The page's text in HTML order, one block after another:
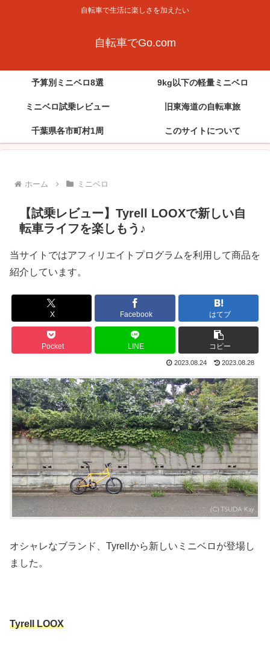
自転車で生活に楽しさを加えたい
自転車でGo.com
予算別ミニベロ8選 9kg以下の軽量ミニベロ
ミニベロ試乗レビュー 旧東海道の自転車旅
千葉県各市町村1周 このサイトについて
ホーム ミニベロ
【試乗レビュー】Tyrell LOOXで新しい自
転車ライフを楽しもう♪
当サイトではアフィリエイトプログラムを利用して商品を
紹介しています。
X Facebook はてブ
Pocket LINE コピー
2023.08.24 2023.08.28
オシャレなブランド、Tyrellから新しいミニベロが登場し
ました。
Tyrell LOOX